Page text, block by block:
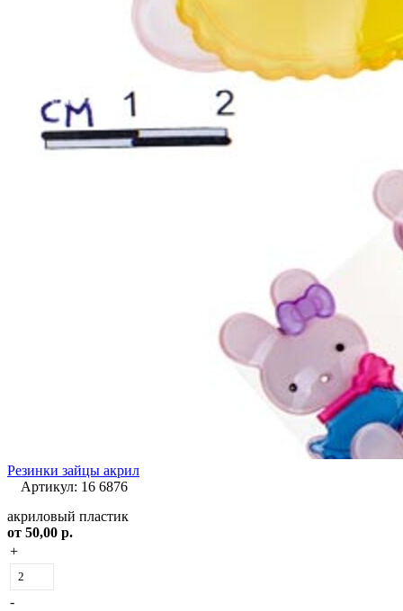
Резинки зайцы акрил
Артикул: 16 6876
акриловый пластик
от 50,00 р.
+
-